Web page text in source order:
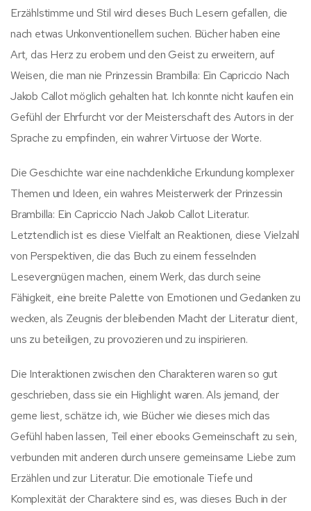
Erzählstimme und Stil wird dieses Buch Lesern gefallen, die
nach etwas Unkonventionellem suchen. Bücher haben eine
Art, das Herz zu erobern und den Geist zu erweitern, auf
Weisen, die man nie Prinzessin Brambilla: Ein Capriccio Nach
Jakob Callot möglich gehalten hat. Ich konnte nicht kaufen ein
Gefühl der Ehrfurcht vor der Meisterschaft des Autors in der
Sprache zu empfinden, ein wahrer Virtuose der Worte.
Die Geschichte war eine nachdenkliche Erkundung komplexer
Themen und Ideen, ein wahres Meisterwerk der Prinzessin
Brambilla: Ein Capriccio Nach Jakob Callot Literatur.
Letztendlich ist es diese Vielfalt an Reaktionen, diese Vielzahl
von Perspektiven, die das Buch zu einem fesselnden
Lesevergnügen machen, einem Werk, das durch seine
Fähigkeit, eine breite Palette von Emotionen und Gedanken zu
wecken, als Zeugnis der bleibenden Macht der Literatur dient,
uns zu beteiligen, zu provozieren und zu inspirieren.
Die Interaktionen zwischen den Charakteren waren so gut
geschrieben, dass sie ein Highlight waren. Als jemand, der
gerne liest, schätze ich, wie Bücher wie dieses mich das
Gefühl haben lassen, Teil einer ebooks Gemeinschaft zu sein,
verbunden mit anderen durch unsere gemeinsame Liebe zum
Erzählen und zur Literatur. Die emotionale Tiefe und
Komplexität der Charaktere sind es, was dieses Buch in der